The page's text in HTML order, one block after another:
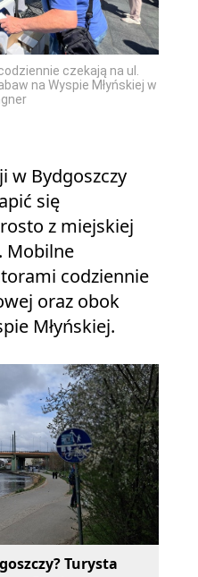
czekają na ul.
na Wyspie Młyńskiej w
w Bydgoszczy
się
z miejskiej
Mobilne
codziennie
oraz obok
Młyńskiej.
Turysta